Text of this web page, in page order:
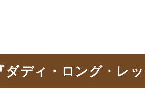
ダディ・ロング・レ